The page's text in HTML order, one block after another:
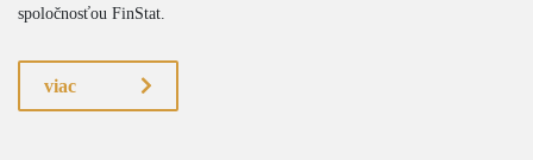
spoločnosťou FinStat.
viac